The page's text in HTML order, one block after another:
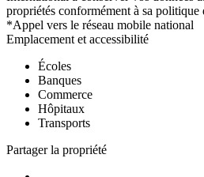
propriétés conformément à sa
*Appel vers le réseau mobile national
Emplacement et accessibilité
Écoles
Banques
Commerce
Hôpitaux
Transports
Partager la propriété